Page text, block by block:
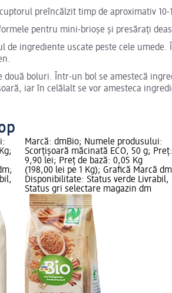
preîncălzit timp de aproximativ 10-
pentru mini-brioșe și presărați
de ingrediente uscate peste cele
două boluri. Într-un bol se amestecă
iar în celălalt se vor amesteca
Marcă: dmBio; Numele produsului:
Scorțișoară măcinată ECO, 50 g; Preț:
9,90 lei; Preț de bază: 0,05 Kg
(198,00 lei pe 1 Kg); Grafică Marcă
Disponibilitate: Status verde Livrabil,
Status gri selectare magazin dm